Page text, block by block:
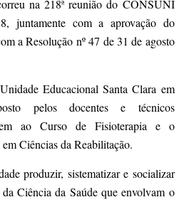
na 218ª reunião do CONSUNI
juntamente com a aprovação do
a Resolução nº 47 de 31 de agosto
Educacional Santa Clara em
pelos docentes e técnicos
ao Curso de Fisioterapia e o
Ciências da Reabilitação.
produzir, sistematizar e socializar
da Ciência da Saúde que envolvam o